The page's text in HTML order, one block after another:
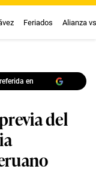
Feriados Alianza
en
del